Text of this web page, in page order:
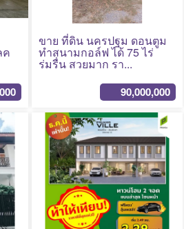
ค
ขาย ที่ดิน นครปฐม ดอนตูม
ทำสนามกอล์ฟ ได้ 75 ไร่
ร่มรื่น สวยมาก รา...
90,000,000
No Photo